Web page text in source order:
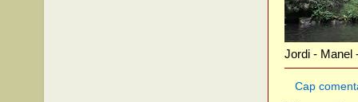
Jordi - Manel
Cap